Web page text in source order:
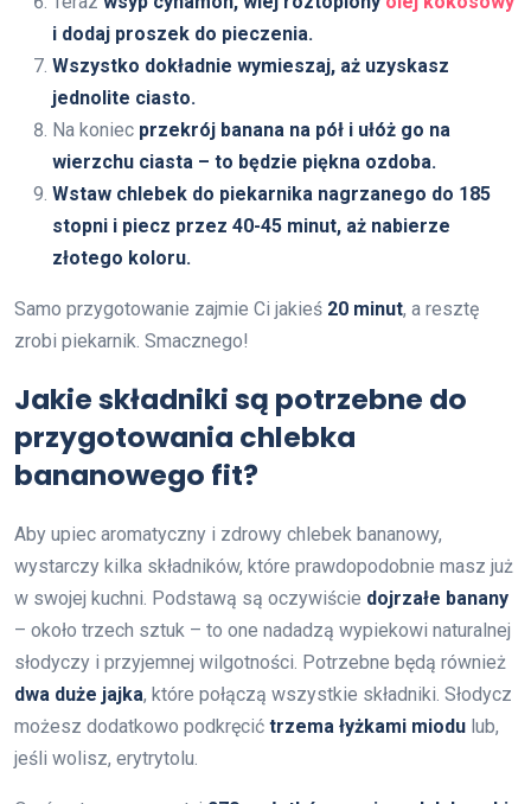
i dodaj proszek do pieczenia.
Wszystko dokładnie wymieszaj, aż uzyskasz
jednolite ciasto.
Na koniec przekrój banana na pół i ułóż go na
wierzchu ciasta – to będzie piękna ozdoba.
Wstaw chlebek do piekarnika nagrzanego do 185
stopni i piecz przez 40-45 minut, aż nabierze
złotego koloru.
Samo przygotowanie zajmie Ci jakieś 20 minut, a resztę
zrobi piekarnik. Smacznego!
Jakie składniki są potrzebne do
przygotowania chlebka
bananowego fit?
Aby upiec aromatyczny i zdrowy chlebek bananowy,
wystarczy kilka składników, które prawdopodobnie masz już
w swojej kuchni. Podstawą są oczywiście dojrzałe banany
– około trzech sztuk – to one nadadzą wypiekowi naturalnej
słodyczy i przyjemnej wilgotności. Potrzebne będą również
dwa duże jajka, które połączą wszystkie składniki. Słodycz
możesz dodatkowo podkręcić trzema łyżkami miodu lub,
jeśli wolisz, erytrytolu.